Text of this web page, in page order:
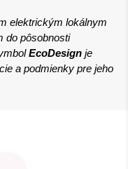
elektrickým lokálnym
do pôsobnosti
EcoDesign je
a podmienky pre jeho